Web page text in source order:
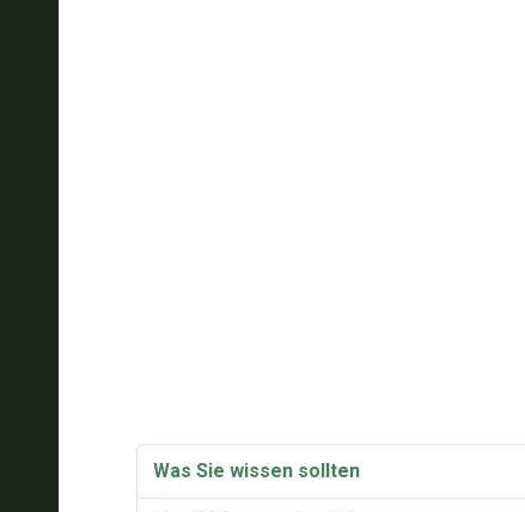
Was Sie wissen sollten